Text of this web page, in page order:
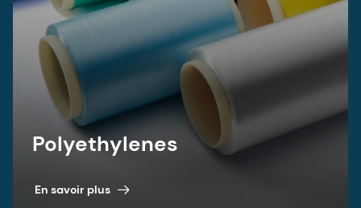
Polyethylenes
En savoir plus